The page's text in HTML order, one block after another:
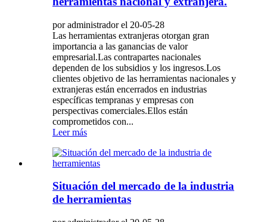
por administrador el 20-05-28
Las herramientas extranjeras otorgan gran
importancia a las ganancias de valor
empresarial.Las contrapartes nacionales
dependen de los subsidios y los ingresos.Los
clientes objetivo de las herramientas nacionales y
extranjeras están encerrados en industrias
específicas tempranas y empresas con
perspectivas comerciales.Ellos están
comprometidos con...
Leer más
Situación del mercado de la industria
de herramientas